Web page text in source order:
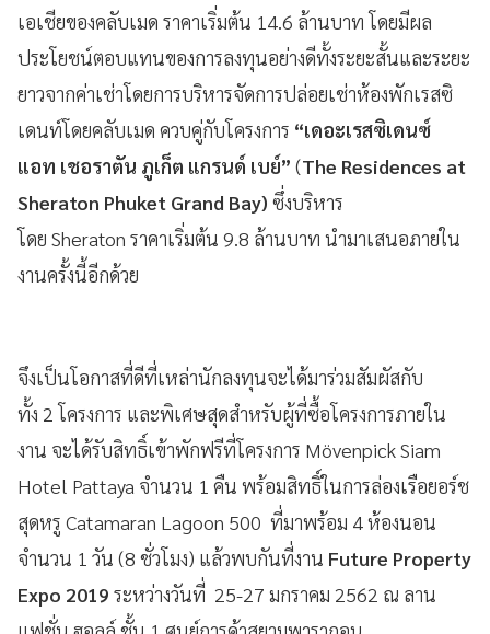
เอเชียของคลับเมด ราคาเริ่มต้น 14.6 ล้านบาท โดยมีผล
ประโยชน์ตอบแทนของการลงทุนอย่างดีทั้งระยะสั้นและระยะ
ยาวจากค่าเช่าโดยการบริหารจัดการปล่อยเช่าห้องพักเรสซิ
เดนท์โดยคลับเมด ควบคู่กับโครงการ “เดอะเรสซิเดนซ์
แอท เชอราตัน ภูเก็ต แกรนด์ เบย์” (The Residences at
Sheraton Phuket Grand Bay) ซึ่งบริหาร
โดย Sheraton ราคาเริ่มต้น 9.8 ล้านบาท นำมาเสนอภายใน
งานครั้งนี้อีกด้วย
จึงเป็นโอกาสที่ดีที่เหล่านักลงทุนจะได้มาร่วมสัมผัสกับ
ทั้ง 2 โครงการ และพิเศษสุดสำหรับผู้ที่ซื้อโครงการภายใน
งาน จะได้รับสิทธิ์เข้าพักฟรีที่โครงการ Mövenpick Siam
Hotel Pattaya จำนวน 1 คืน พร้อมสิทธิ์ในการล่องเรือยอร์ช
สุดหรู Catamaran Lagoon 500 ที่มาพร้อม 4 ห้องนอน
จำนวน 1 วัน (8 ชั่วโมง) แล้วพบกันที่งาน Future Property
Expo 2019 ระหว่างวันที่ 25-27 มกราคม 2562 ณ ลาน